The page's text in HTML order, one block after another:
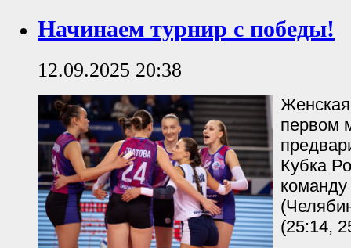
Начинаем турнир с победы!
12.09.2025 20:38
первом
Кубка
(25:14,